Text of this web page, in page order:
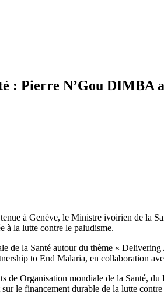
: Pierre N’Gou
à Genève, le Ministre ivoirien de
à la lutte contre le paludisme.
de la Santé autour du thème «
to End Malaria, en collaboration
de Organisation mondiale de la Santé,
le financement durable de la lutte